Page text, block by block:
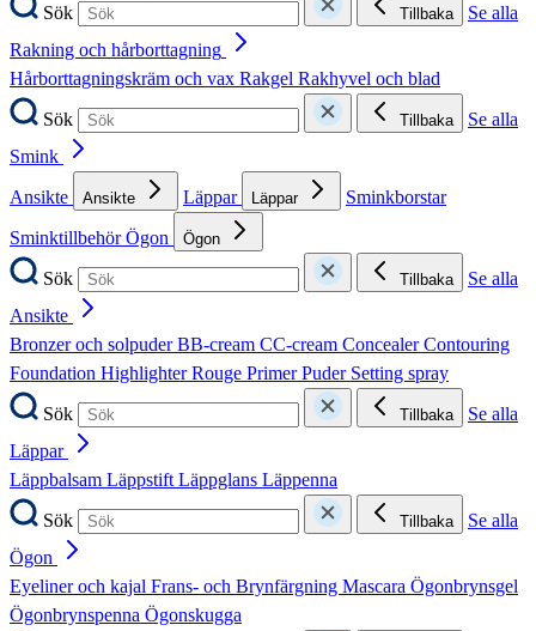
Sök
Tillbaka
Se alla
Rakning och hårborttagning
Hårborttagningskräm och vax Rakgel Rakhyvel och blad
Sök
Tillbaka
Se alla
Smink
Ansikte
Ansikte Läppar Läppar
Sminkborstar
SminktillbehörÖgon Ögon
Sök Tillbaka
Se alla
Ansikte
Bronzer och solpuderBB-cream CC-cream ConcealerContouring
Foundation HighlighterRouge PrimerPuder Setting spray
Sök
Tillbaka
Se alla
Läppar
Läppbalsam LäppstiftLäppglans Läppenna
Sök
Tillbaka
Se alla
Ögon
Eyeliner och kajal Frans- och Brynfärgning Mascara Ögonbrynsgel
Ögonbrynspenna Ögonskugga